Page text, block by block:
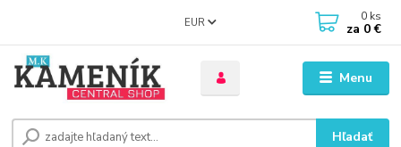
Menu
EUR
Hľadať
0 ks
za 0 €